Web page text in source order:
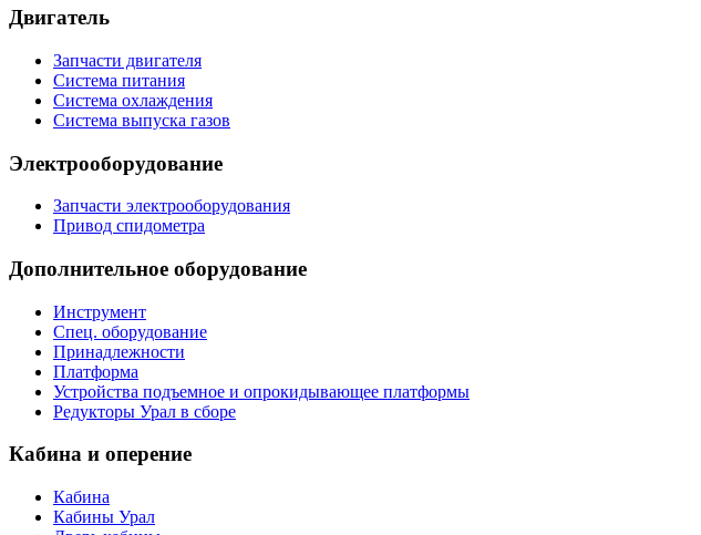
Двигатель
Запчасти двигателя
Система питания
Система охлаждения
Система выпуска газов
Электрооборудование
Запчасти электрооборудования
Привод спидометра
Дополнительное оборудование
Инструмент
Спец. оборудование
Принадлежности
Платформа
Устройства подъемное и опрокидывающее платформы
Редукторы Урал в сборе
Кабина и оперение
Кабина
Кабины Урал